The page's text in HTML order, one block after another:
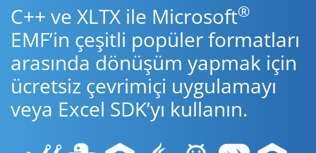
C++ ve XLTX ile Microsoft®
EMF’in çeşitli popüler formatları
arasında dönüşüm yapmak için
ücretsiz çevrimiçi uygulamayı
veya Excel SDK’yı kullanın.